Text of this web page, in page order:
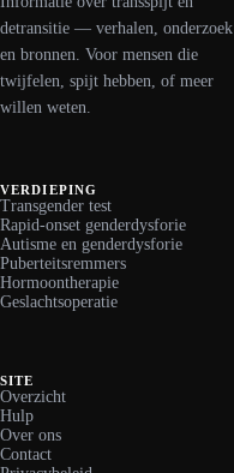
detransitie — verhalen, onderzoek
en bronnen. Voor mensen die
twijfelen, spijt hebben, of meer
willen weten.
VERDIEPING
Transgender test
Rapid-onset genderdysforie
Autisme en genderdysforie
Puberteitsremmers
Hormoontherapie
Geslachtsoperatie
SITE
Overzicht
Hulp
Over ons
Contact